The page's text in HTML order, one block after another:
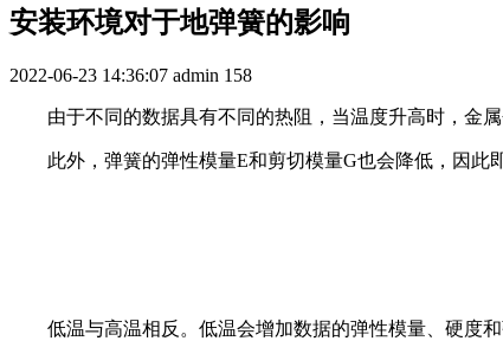
安装环境对于地弹簧的影响
2022-06-23 14:36:07 admin 158
由于不同的数据具有不同的热阻，当温度升高时，金属
此外，弹簧的弹性模量E和剪切模量G也会降低，因此即
低温与高温相反。低温会增加数据的弹性模量、硬度和